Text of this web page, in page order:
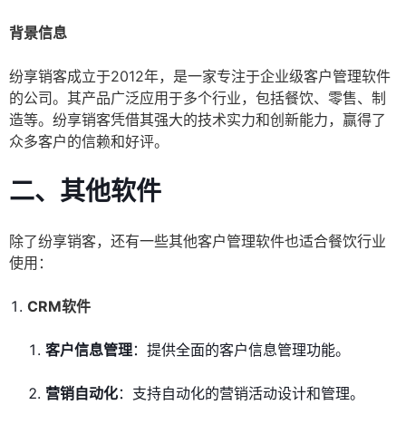
背景信息
纷享销客成立于2012年，是一家专注于企业级客户管理软件
的公司。其产品广泛应用于多个行业，包括餐饮、零售、制
造等。纷享销客凭借其强大的技术实力和创新能力，赢得了
众多客户的信赖和好评。
二、其他软件
除了纷享销客，还有一些其他客户管理软件也适合餐饮行业
使用：
CRM软件
客户信息管理：提供全面的客户信息管理功能。
营销自动化：支持自动化的营销活动设计和管理。